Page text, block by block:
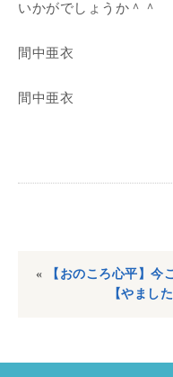
いかがでしょうか＾＾
間中亜衣
間中亜衣
«
【おのころ心平】今
【やまし